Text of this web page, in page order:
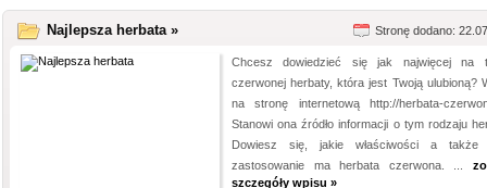
Najlepsza herbata » Stronę dodano:
Chcesz dowiedzieć się jak najwięcej na
czerwonej herbaty, która jest Twoją ulubioną?
na stronę internetową http://herbata-
Stanowi ona źródło informacji o tym rodzaju
Dowiesz się, jakie właściwości a także
zastosowanie ma herbata czerwona. ...
szczegóły wpisu »